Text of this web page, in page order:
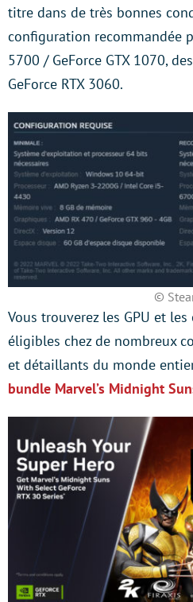
titre dans de très bonnes
configuration recommandée
5700 / GeForce GTX 1070,
GeForce RTX 3060.
©
Vous trouverez les GPU et
éligibles chez de nombreux
et détaillants du monde
bundle Marvel’s Midnight